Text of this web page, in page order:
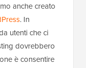
anche creato
. In
utenti che ci
dovrebbero
è consentire